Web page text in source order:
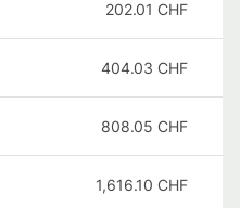
202.01 CHF
404.03 CHF
808.05 CHF
1,616.10 CHF